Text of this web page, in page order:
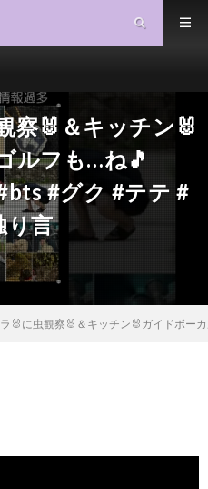
察🐰＆キッチン🐰
ルフも…ね🎵
#グク #テテ #
り言
ラ🐰に虫観察🐰＆キッチン🐰ガイドボー